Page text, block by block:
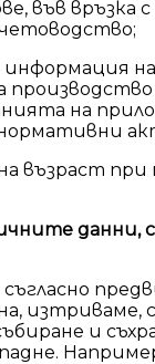
във връзка
информация
производство
на
възраст при
данни,
изтриваме,
и